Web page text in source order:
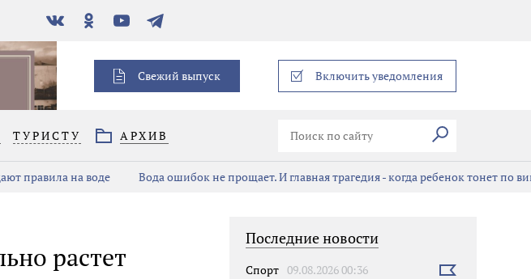
В
контакте
Одноклассники
YouTubeТелеграм
Свежий выпуск Включить уведомления
ТУРИСТУ АРХИВ Искать
правила на воде Вода ошибок не прощает. И главная трагедия - когда ребенок тонет по
растет
Последние новости
Спорт 09.08.2026 00:36
Выбрать